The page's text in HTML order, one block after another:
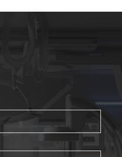
оптимизация
анатомии разных видов